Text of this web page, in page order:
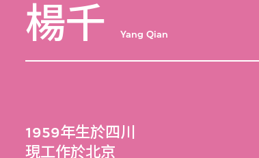
楊千 Yang Qian
1959年生於四川
現工作於北京